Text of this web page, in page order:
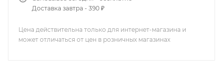
Доставка завтра - 390 ₽
Цена действительна только для интернет-магазина и
может отличаться от цен в розничных магазинах